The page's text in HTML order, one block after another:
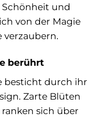
Schönheit und
von der Magie
verzaubern.
berührt
besticht durch ihr
Zarte Blüten
sich über